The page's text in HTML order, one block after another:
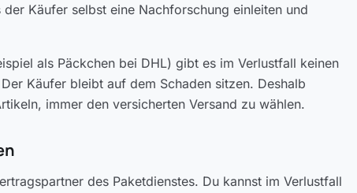
Käufer selbst eine Nachforschung einleiten und
als Päckchen bei DHL) gibt es im Verlustfall keinen
Käufer bleibt auf dem Schaden sitzen. Deshalb
immer den versicherten Versand zu wählen.
des Paketdienstes. Du kannst im Verlustfall